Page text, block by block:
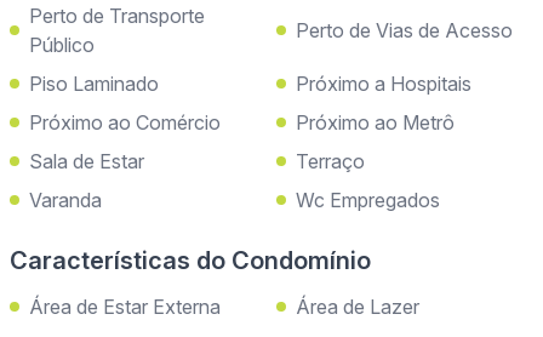
Perto de Transporte
Público
Perto de Vias de Acesso
Piso Laminado
Próximo a Hospitais
Próximo ao Comércio
Próximo ao Metrô
Sala de Estar
Terraço
Varanda
Wc Empregados
Características do Condomínio
Área de Estar Externa
Área de Lazer